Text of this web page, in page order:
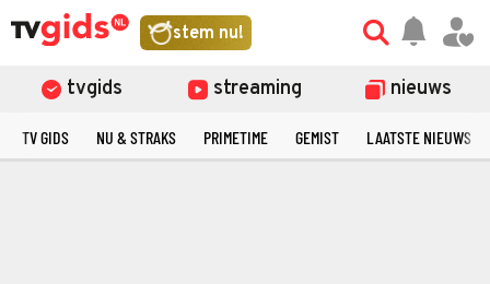
stem nu!
tvgids streaming nieuws
TV GIDS NU & STRAKS PRIMETIME GEMIST LAATSTE NIEUWS